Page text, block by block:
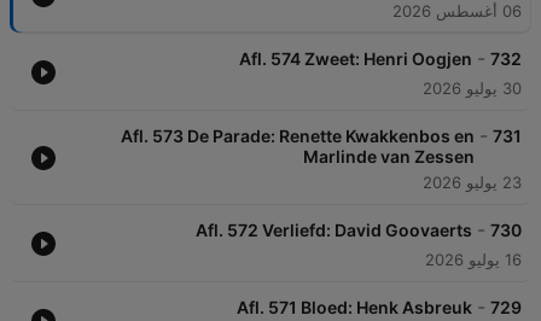
06 أغسطس 2026
732
-
Afl. 574 Zweet: Henri Oogjen
30 يوليو 2026
731
-
Afl. 573 De Parade: Renette Kwakkenbos en
Marlinde van Zessen
23 يوليو 2026
730
-
Afl. 572 Verliefd: David Goovaerts
16 يوليو 2026
729
-
Afl. 571 Bloed: Henk Asbreuk